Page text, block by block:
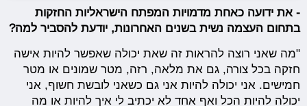
- את ידועה כאחת מדמויות המפתח הישראליות החזקות
בתחום העצמה נשית בשנים האחרונות, יודעת להסביר למה?
"מה שאני רוצה להראות זה שאת יכולה שאפשר להיות אישה
חזקה בכל צורה, גם את מלאה, רזה, מטר שמונים או מטר
חמישים. אני יכולה להיות אני גם כשאני לובשת חשוף, אני
יכולה להיות הכל ואף אחד לא יכתיב לי איך להיות או מה